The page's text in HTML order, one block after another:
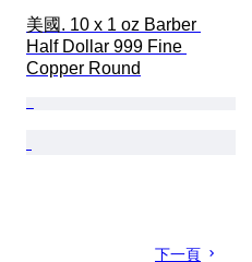
美國. 10 x 1 oz Barber
Half Dollar 999 Fine
Copper Round
下一頁